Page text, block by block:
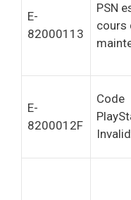
E-
82000113
PSN
cours
E-
8200012F
Code